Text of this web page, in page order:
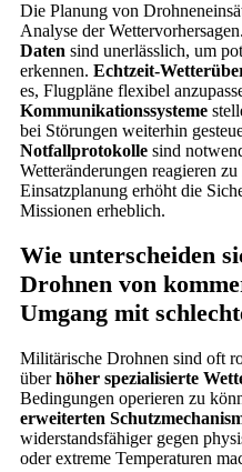
Die Planung von
Analyse der Wettervorhersagen.
Daten sind unerlässlich, um
erkennen. Echtzeit-
es, Flugpläne flexibel
Kommunikationssysteme
bei Störungen weiterhin
Notfallprotokolle sind
Wetteränderungen reagieren
Einsatzplanung erhöht die
Missionen erheblich.
Wie unterscheiden
Drohnen von
Umgang mit
Militärische Drohnen sind oft
überhöher spezialisierte
Bedingungen operieren zu
erweiterten
widerstandsfähiger gegen
oder extreme Temperaturen